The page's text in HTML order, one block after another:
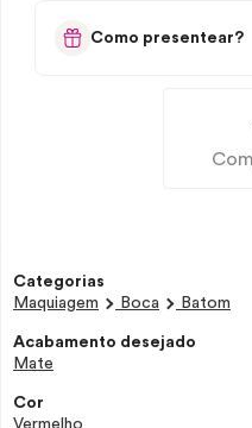
Como presentear?
Categorias
Maquiagem
Boca Batom
Acabamento desejado
Mate
Cor
Vermelho